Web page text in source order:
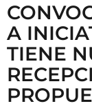
A
TIENE